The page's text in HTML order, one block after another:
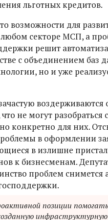
льготных кредитов.
возможности для
секторе МСП, а
решит
с объединением баз
но и уже
воздерживаются
не могут
конкретно для них.
в оформлении
в излишне
к бизнесменам.
проблем снимется
позиции